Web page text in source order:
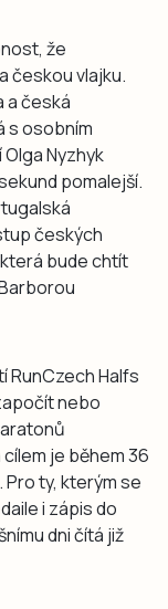
že
českou vlajku.
a česká
s osobním
Nyzhyk
pomalejší.
českých
bude chtít
RunCzech Halfs
nebo
je během 36
ty, kterým se
i zápis do
dni čítá již